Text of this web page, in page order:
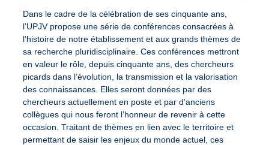
Dans le cadre de la célébration de ses cinquante ans,
l’UPJV propose une série de conférences consacrées à
l’histoire de notre établissement et aux grands thèmes de
sa recherche pluridisciplinaire. Ces conférences mettront
en valeur le rôle, depuis cinquante ans, des chercheurs
picards dans l’évolution, la transmission et la valorisation
des connaissances. Elles seront données par des
chercheurs actuellement en poste et par d’anciens
collègues qui nous feront l’honneur de revenir à cette
occasion. Traitant de thèmes en lien avec le territoire et
permettant de saisir les enjeux du monde actuel, ces